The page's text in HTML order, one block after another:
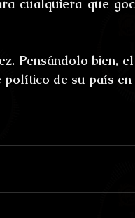
cualquiera que
Pensándolo bien,
de su país